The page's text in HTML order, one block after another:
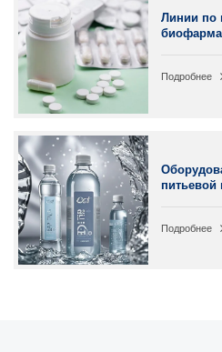
Линии по
Подробнее
питьевой
Подробнее